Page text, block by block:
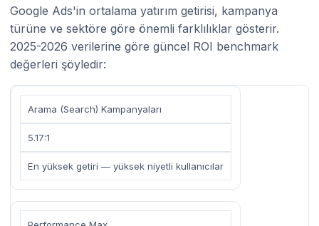
Google Ads'in ortalama yatırım getirisi, kampanya
türüne ve sektöre göre önemli farklılıklar gösterir.
2025-2026 verilerine göre güncel ROI benchmark
değerleri şöyledir:
Arama (Search) Kampanyaları
5.17:1
En yüksek getiri — yüksek niyetli kullanıcılar